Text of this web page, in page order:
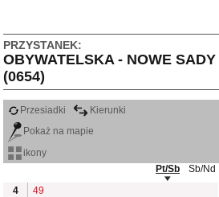
PRZYSTANEK:
OBYWATELSKA - NOWE SADY
(0654)
Przesiadki
Kierunki
Pokaż na mapie
ikony
Pt/Sb
Sb/Nd
4
49